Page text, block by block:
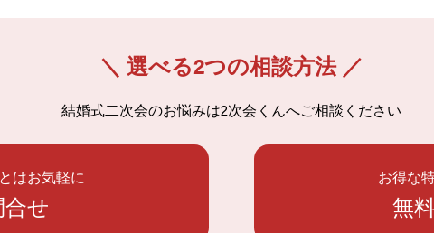
＼ 選べる2つの相談方法 ／
結婚式二次会のお悩みは2次会くんへご相談ください
はお気軽に
せ
お得な
無